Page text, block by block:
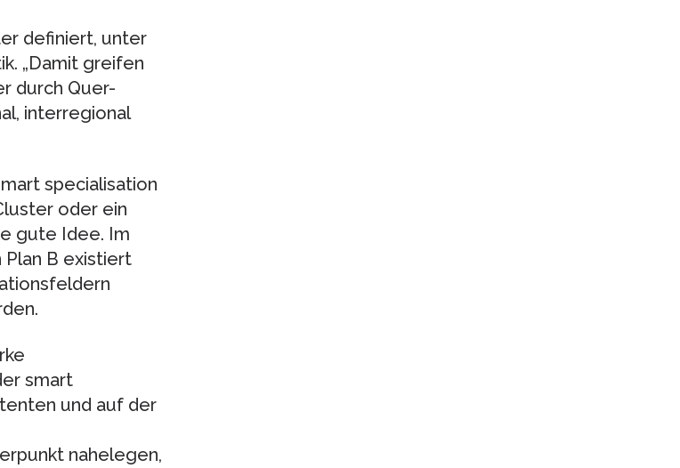
definiert, unter
„Damit greifen
durch Quer-
interregional
specialisation
oder ein
gute Idee. Im
B existiert
smart
und auf der
nahelegen,